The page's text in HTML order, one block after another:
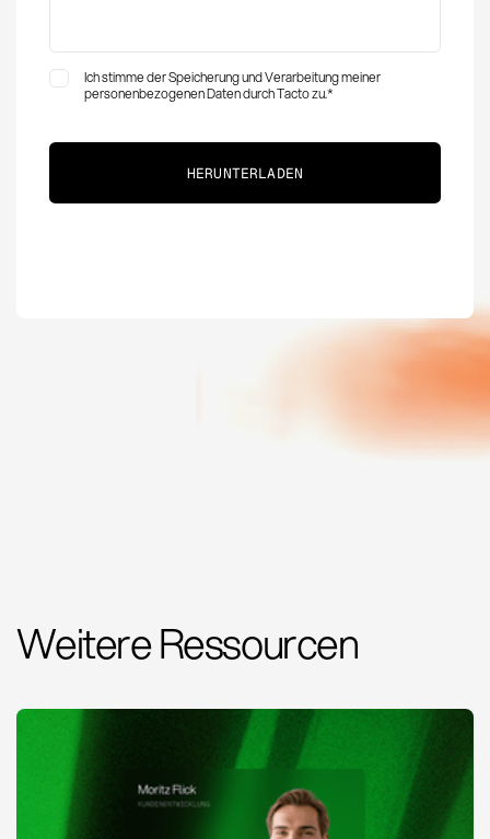
Ich stimme der Speicherung und Verarbeitung meiner
personenbezogenen Daten durch Tacto zu.*
Weitere Ressourcen